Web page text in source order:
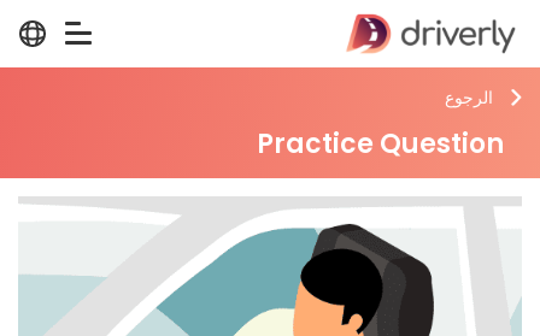
الرجوع
Practice Question